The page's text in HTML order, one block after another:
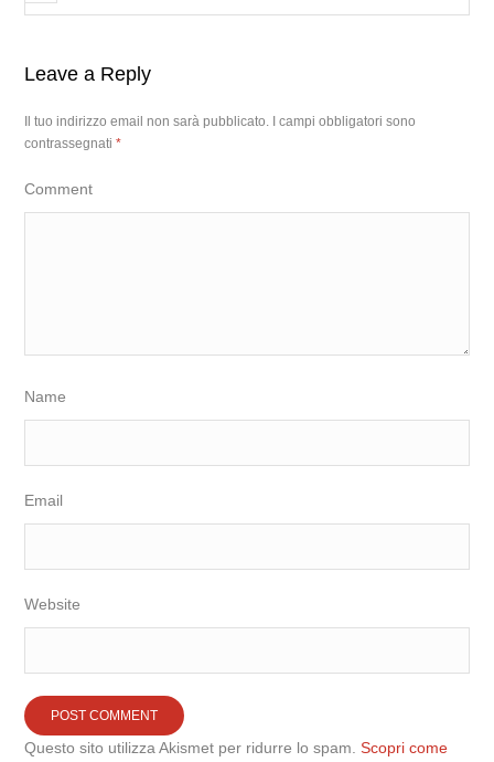
Leave a Reply
Il tuo indirizzo email non sarà pubblicato.
I campi obbligatori sono
contrassegnati*
Comment
Name
Email
Website
Questo sito utilizza Akismet per ridurre lo spam.Scopri come